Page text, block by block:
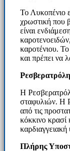
Το Λυκοπένιο
χρωστική που
είναι
καροτένιου.
και πρέπει να
Ρεσβερατρόλη
Η
σταφυλιών. Η
από τις
κόκκινο κρασί
καρδιαγγειακή
Πλήρης